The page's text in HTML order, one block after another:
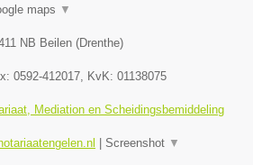
maps ▼
NB Beilen (Drenthe)
0592-412017, KvK: 01138075
Mediation en Scheidingsbemiddeling
Screenshot ▼